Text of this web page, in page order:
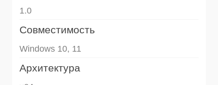
1.0
Совместимость
Windows 10, 11
Архитектура